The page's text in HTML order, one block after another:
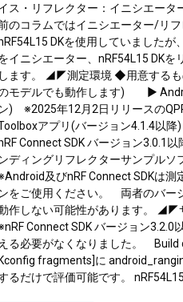
ス・リフレクター：イニシエータ
のコラムではイニシエーター/リ
DKを使用していましたが
イニシエーター、nRF54L15 DKを
します。 ◢◤測定環境 ◆用意する
モデルでも動作します) ▶
ン) ※2025年12月2日リリースの
アプリ(バージョン4.1.4
Connect SDK バージョン
ンディングリフレクターサンプルソ
及びnRF Connect SDKは測
ンをご使用ください。 両者のバー
作しない可能性があります。 ◢◤
Connect SDK バージョン3.2.0
える必要がなくなりました。 Build
Kconfig fragments]に
るだけで評価可能です。 nRF54L15